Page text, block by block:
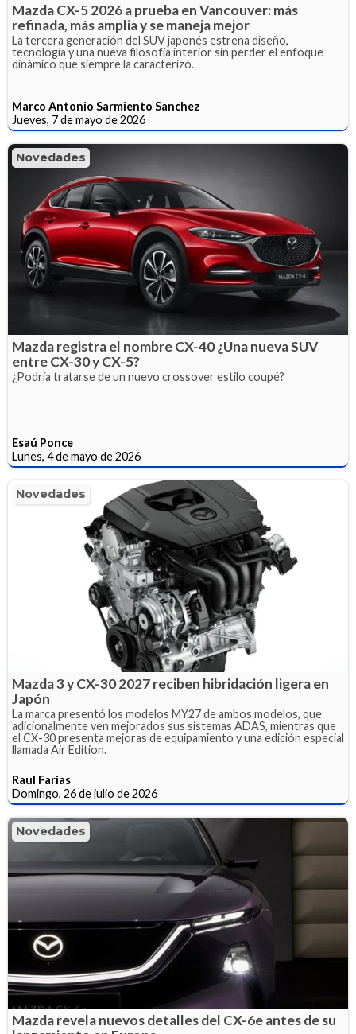
Mazda CX-5 2026 a prueba en Vancouver: más
refinada, más amplia y se maneja mejor
La tercera generación del SUV japonés estrena diseño,
tecnología y una nueva filosofía interior sin perder el enfoque
dinámico que siempre la caracterizó.
Marco Antonio Sarmiento Sanchez
Jueves, 7 de mayo de 2026
Novedades
Mazda registra el nombre CX-40 ¿Una nueva SUV
entre CX-30 y CX-5?
¿Podría tratarse de un nuevo crossover estilo coupé?
Esaú Ponce
Lunes, 4 de mayo de 2026
Novedades
Mazda 3 y CX-30 2027 reciben hibridación ligera en
Japón
La marca presentó los modelos MY27 de ambos modelos, que
adicionalmente ven mejorados sus sistemas ADAS, mientras que
el CX-30 presenta mejoras de equipamiento y una edición especial
llamada Air Edition.
Raul Farias
Domingo, 26 de julio de 2026
Novedades
Mazda revela nuevos detalles del CX-6e antes de su